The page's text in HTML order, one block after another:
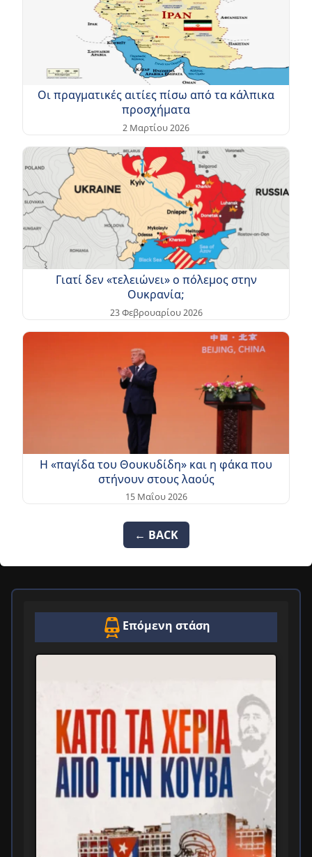
Οι πραγματικές αιτίες πίσω από τα κάλπικα
προσχήματα
2 Μαρτίου 2026
Γιατί δεν «τελειώνει» ο πόλεμος στην
Ουκρανία;
23 Φεβρουαρίου 2026
Η «παγίδα του Θουκυδίδη» και η φάκα που
στήνουν στους λαούς
15 Μαΐου 2026
← BACK
Επόμενη στάση